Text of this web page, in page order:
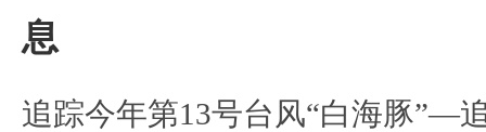
息
追踪今年第13号台风“白海豚”—